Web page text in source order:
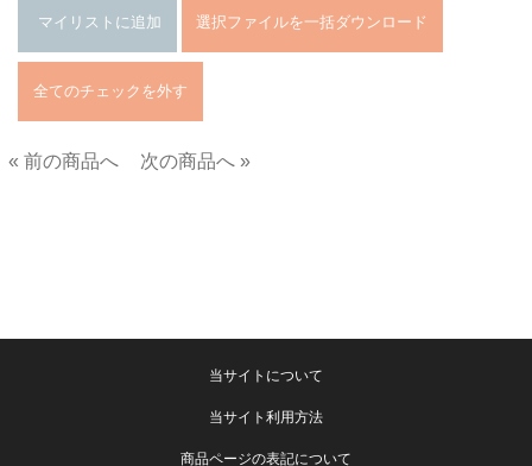
« 前の商品へ
次の商品へ »
当サイトについて
当サイト利用方法
商品ページの表記について